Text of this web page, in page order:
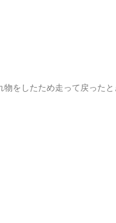
をしたため走って戻ったと